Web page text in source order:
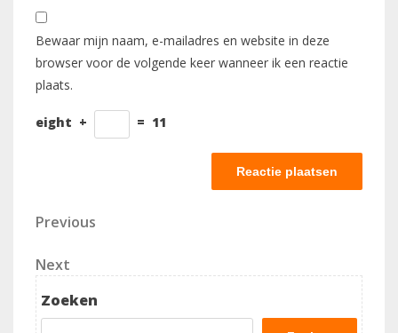
Bewaar mijn naam, e-mailadres en website in deze
browser voor de volgende keer wanneer ik een reactie
plaats.
eight + = 11
Berichtnavigatie
Previous
Previous
Next
Post
Next
Zoeken